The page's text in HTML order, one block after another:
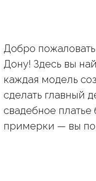
Добро
Дону! Здесь вы
каждая модель
сделать главный
свадебное
примерки — вы